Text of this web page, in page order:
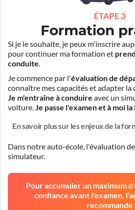
ÉTAPE 3
Formation
Si je le souhaite, je peux m'inscrire
pour continuer ma formation et
conduite.
Je commence par l'évaluation de
connaître mes capacités et adapter la
Je m'entraîne à conduire avec un
voiture.Je passe l'examen et à moi
En savoir plus sur les enjeux de la
Dans notre auto-école, l'évaluation
simulateur.
Pour accumuler un maximum
confiance avant l'examen,
recommande